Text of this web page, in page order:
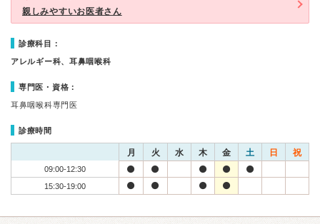
親しみやすいお医者さん
診療科目：
アレルギー科、耳鼻咽喉科
専門医・資格：
耳鼻咽喉科専門医
診療時間
月 火 水 木 金 土 日 祝
09:00-12:30
15:30-19:00